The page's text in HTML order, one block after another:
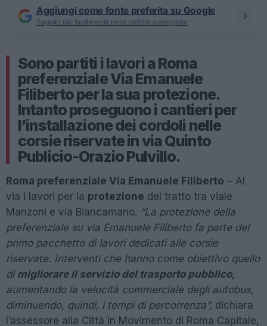
Aggiungi come fonte preferita su Google
Seguici più facilmente nelle notizie consigliate
Sono partiti i lavori a Roma
preferenziale Via Emanuele
Filiberto per la sua protezione.
Intanto proseguono i cantieri per
l’installazione dei cordoli nelle
corsie riservate in via Quinto
Publicio-Orazio Pulvillo.
Roma preferenziale Via Emanuele Filiberto – Al
via i lavori per la protezione del tratto tra viale
Manzoni e via Biancamano. “La protezione della
preferenziale su via Emanuele Filiberto fa parte del
primo pacchetto di lavori dedicati alle corsie
riservate. Interventi che hanno come obiettivo quello
di migliorare il servizio del trasporto pubblico,
aumentando la velocità commerciale degli autobus,
diminuendo, quindi, i tempi di percorrenza”, dichiara
l’assessore alla Città in Movimento di Roma Capitale,